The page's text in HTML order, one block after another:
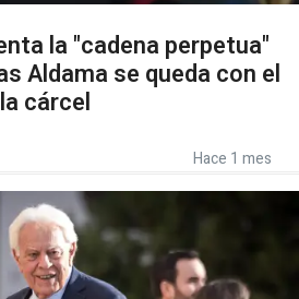
la "cadena perpetua"
Aldama se queda con el
cárcel
Hace 1 mes